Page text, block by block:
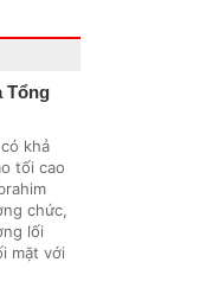
Tổng
khả
tối cao
chức,
lối
mặt với